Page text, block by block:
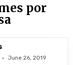
por
June 26, 2019